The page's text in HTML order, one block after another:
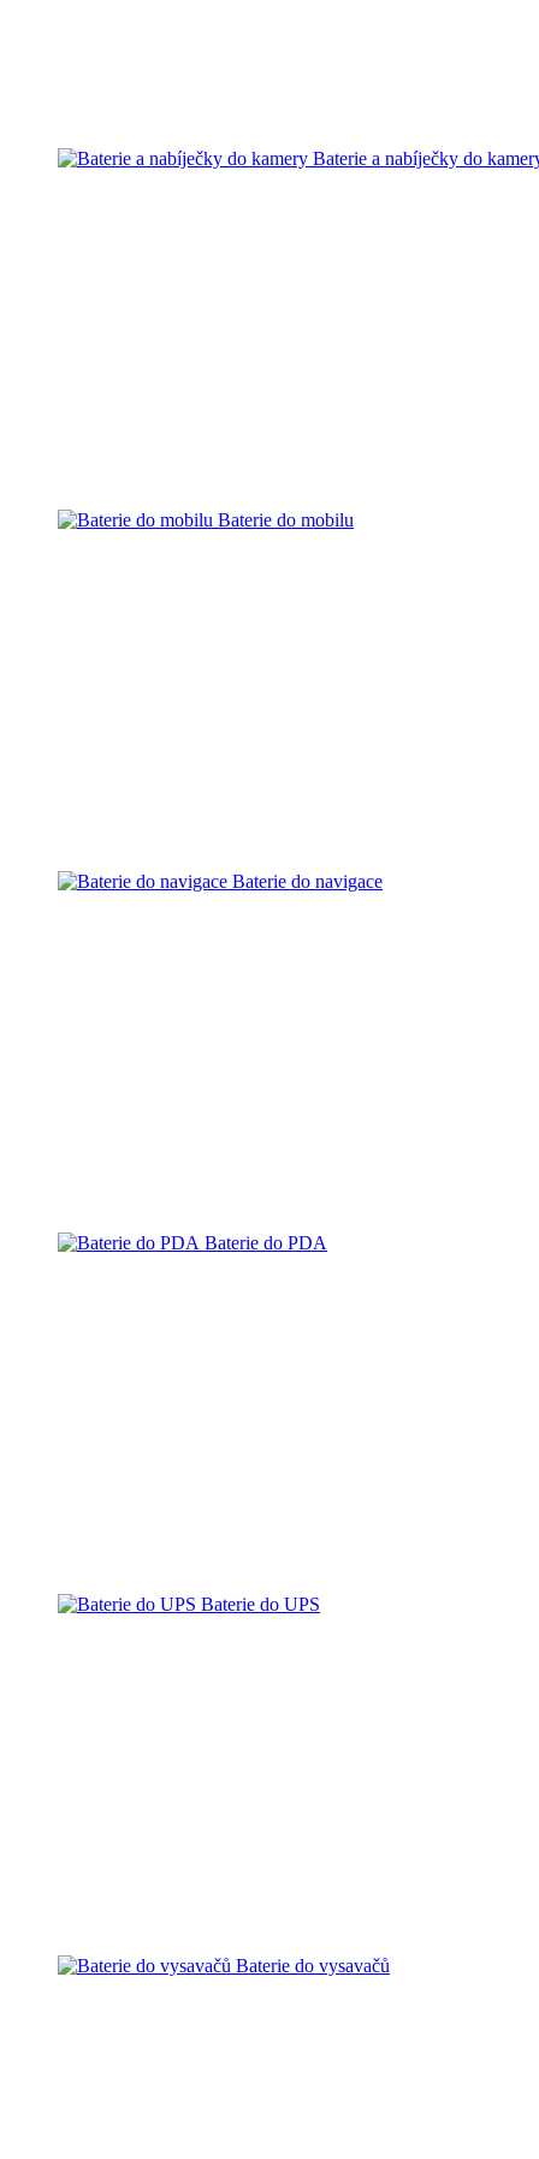
Baterie a nabíječky do
Baterie do mobilu
Baterie do navigace
Baterie do PDA
Baterie do UPS
Baterie do vysavačů